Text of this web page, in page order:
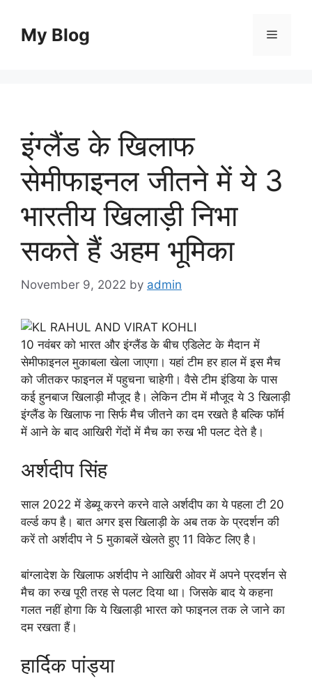
contentMy Blog Menu
इंग्लैंड के खिलाफ
सेमीफाइनल जीतने में ये 3
भारतीय खिलाड़ी निभा
सकते हैं अहम भूमिका
November 9, 2022 by admin
10 नवंबर को भारत और इंग्लैंड के बीच एडिलेट के मैदान में
सेमीफाइनल मुकाबला खेला जाएगा। यहां टीम हर हाल में इस मैच
को जीतकर फाइनल में पहुचना चाहेगी। वैसे टीम इंडिया के पास
कई हुनबाज खिलाड़ी मौजूद है। लेकिन टीम में मौजूद ये 3 खिलाड़ी
इंग्लैंड के खिलाफ ना सिर्फ मैच जीतने का दम रखते है बल्कि फॉर्म
में आने के बाद आखिरी गेंदों में मैच का रुख भी पलट देते है।
अर्शदीप सिंह
साल 2022 में डेब्यू करने करने वाले अर्शदीप का ये पहला टी 20
वर्ल्ड कप है। बात अगर इस खिलाड़ी के अब तक के प्रदर्शन की
करें तो अर्शदीप ने 5 मुकाबलें खेलते हुए 11 विकेट लिए है।
बांग्लादेश के खिलाफ अर्शदीप ने आखिरी ओवर में अपने प्रदर्शन से
मैच का रुख पूरी तरह से पलट दिया था। जिसके बाद ये कहना
गलत नहीं होगा कि ये खिलाड़ी भारत को फाइनल तक ले जाने का
दम रखता हैं।
हार्दिक पांड्या